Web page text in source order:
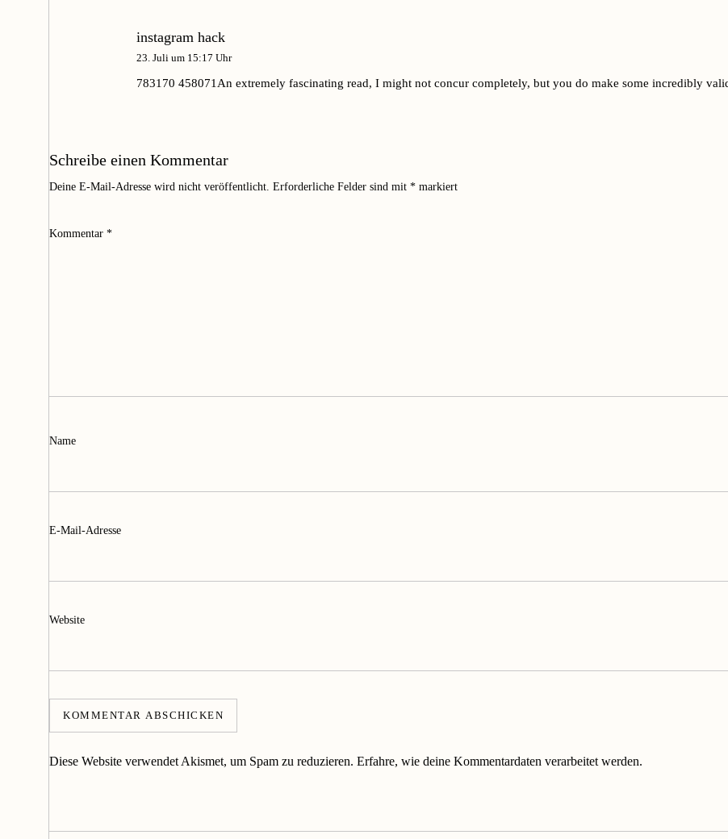
instagram hack
23. Juli um 15:17 Uhr
783170 458071An extremely fascinating read, I might not concur completely, but you do make some incredibly
Schreibe einen Kommentar
Deine E-Mail-Adresse wird nicht veröffentlicht. Erforderliche Felder sind mit * markiert
Kommentar *
Name
E-Mail-Adresse
Website
Diese Website verwendet Akismet, um Spam zu reduzieren. Erfahre, wie deine Kommentardaten verarbeitet werden.